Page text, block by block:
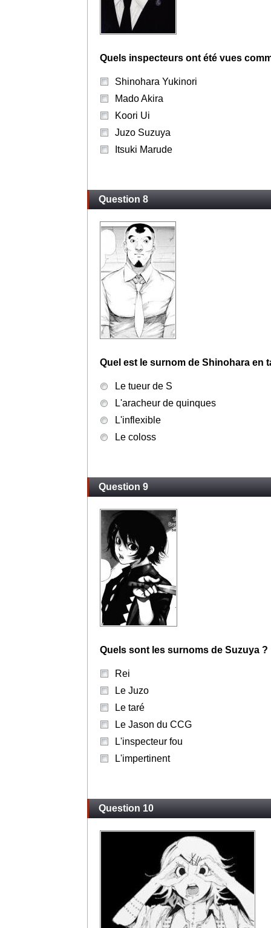
Quels inspecteurs ont été vues
Shinohara Yukinori
Mado Akira
Koori Ui
Juzo Suzuya
Itsuki Marude
Question 8
Quel est le surnom de Shinohara en
Le tueur de S
L'aracheur de quinques
L'inflexible
Le coloss
Question 9
Quels sont les surnoms de Suzuya ?
Rei
Le Juzo
Le taré
Le Jason du CCG
L'inspecteur fou
L'impertinent
Question 10